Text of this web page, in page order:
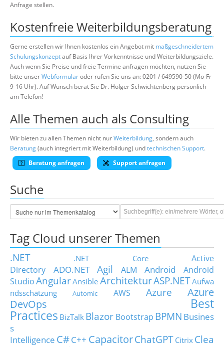
Anfrage stellen.
Kostenfreie Weiterbildungsberatung
Gerne erstellen wir Ihnen kostenlos ein Angebot mit maßgeschneidertem
Schulungskonzeptauf Basis Ihrer Vorkenntnisse und Weiterbildungsziele.
Auch wenn Sie Preise und freie Termine anfragen möchten, nutzen Sie
bitte unserWebformularoder rufen Sie uns an: 0201 / 649590-50 (Mo-Fr
9-16 Uhr). Auf Wunsch berät Sie Dr. Holger Schwichtenberg persönlich
am Telefon!
Alle Themen auch als Consulting
Wir bieten zu allen Themen nicht nurWeiterbildung, sondern auch
Beratung(auch integriert mit Weiterbildung) undtechnischen Support.
Beratung anfragen
Support anfragen
Suche
Tag Cloud unserer Themen
.NET .NET Core
Active
Directory
ADO.NET Agil ALM Android
Android
StudioAngularAnsible ArchitekturASP.NETAufwa
ndsschätzung
Automic AWS Azure
Azure
DevOps
Best
Practices BizTalk Blazor Bootstrap BPMN Busines
s
Intelligence C#C++ CapacitorChatGPT Citrix Clea